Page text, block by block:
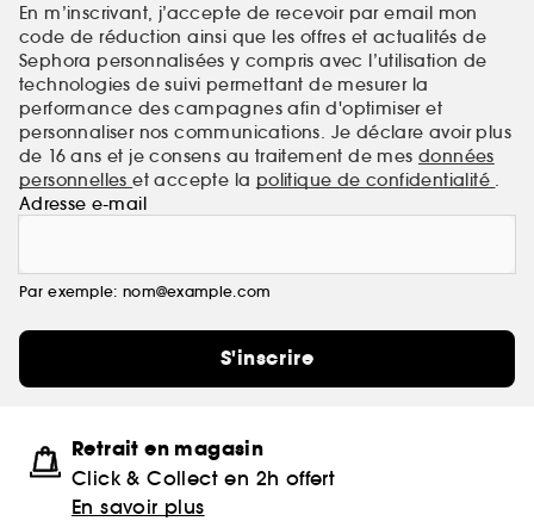
En m’inscrivant, j’accepte de recevoir par email mon
code de réduction ainsi que les offres et actualités de
Sephora personnalisées y compris avec l’utilisation de
technologies de suivi permettant de mesurer la
performance des campagnes afin d'optimiser et
personnaliser nos communications. Je déclare avoir plus
de 16 ans et je consens au traitement de mes données
personnelleset accepte la politique de confidentialité .
Adresse e-mail
Par exemple: nom@example.com
S'inscrire
Retrait en magasin
Click & Collect en 2h offert
En savoir plus